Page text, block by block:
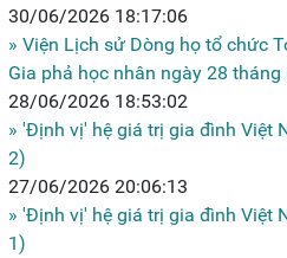
30/06/2026 18:17:06
» Viện Lịch sử Dòng họ tổ chức
Gia phả học nhân ngày 28 tháng
28/06/2026 18:53:02
» 'Định vị' hệ giá trị gia đình Việt
2)
27/06/2026 20:06:13
» 'Định vị' hệ giá trị gia đình Việt
1)